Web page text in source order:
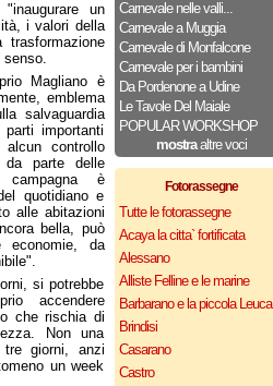
Carnevale nelle valli...
Carnevale a Muggia
Carnevale di Monfalcone
Carnevale per i bambini
Da Pordenone a Udine
Le Tavole Del Maiale
POPULAR WORKSHOP
mostraaltre voci
Fotorassegne
Tutte le fotorassegne
Acaya la citta` fortificata
Alessano
Alliste Felline e le marine
Barbarano e la piccola Leuca
Brindisi
Casarano
Castro
un
i valori della
Magliano è
emblema
salvaguardia
importanti
controllo
da parte delle
campagna è
quotidiano e
alle abitazioni
bella, può
economie, da
si potrebbe
accendere
che rischia di
Non una
tre giorni, anzi
un week